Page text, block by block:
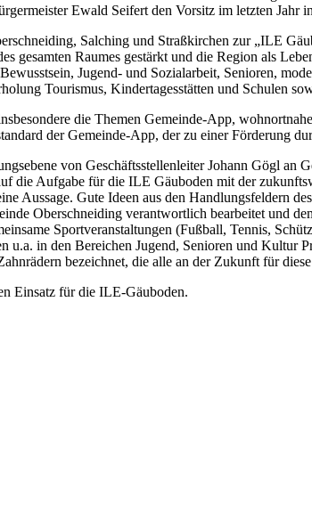
Ewald Seifert den Vorsitz im letzten Jahr
Salching und Straßkirchen zur „ILE
Raumes gestärkt und die Region als
Jugend- und Sozialarbeit, Senioren,
Tourismus, Kindertagesstätten und Schulen
die Themen Gemeinde-App,
der Gemeinde-App, der zu einer Förderung
von Geschäftsstellenleiter Johann Gögl an
die Aufgabe für die ILE Gäuboden mit der
Aussage. Gute Ideen aus den Handlungsfeldern
Oberschneiding verantwortlich bearbeitet und
Sportveranstaltungen (Fußball, Tennis,
in den Bereichen Jugend, Senioren und Kultur
bezeichnet, die alle an der Zukunft für
Einsatz für die ILE-Gäuboden.